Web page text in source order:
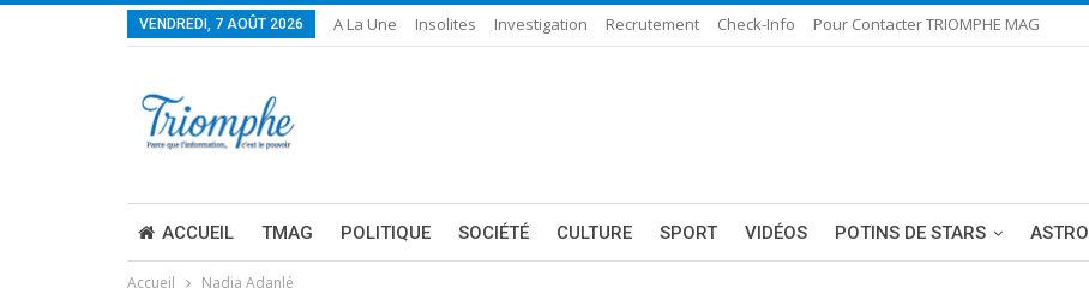
VENDREDI, 7 AOÛT 2026 A La Une Insolites Investigation Recrutement Check-Info Pour Contacter TRIOMPHE MAG
ACCUEIL TMAG POLITIQUE SOCIÉTÉ CULTURE SPORT VIDÉOS POTINS DE STARS ASTRO
Accueil Nadia Adanlé